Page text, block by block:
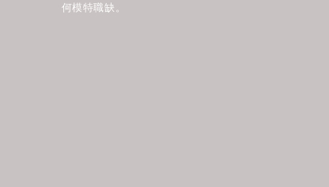
何模特職缺。